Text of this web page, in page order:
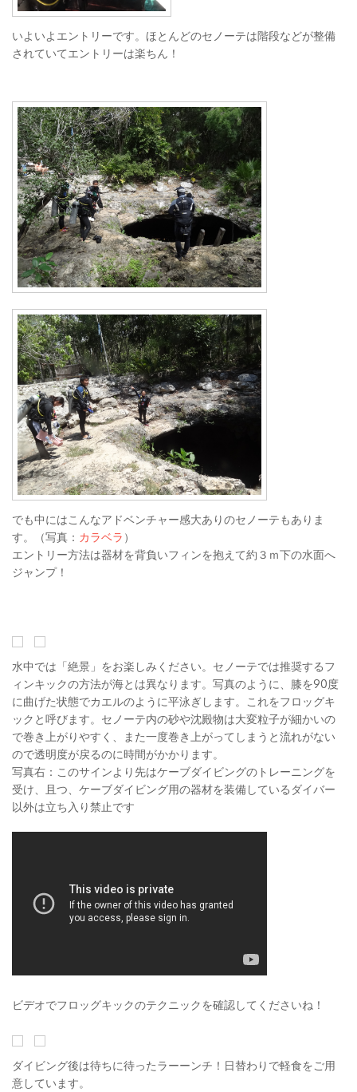
いよいよエントリーです。ほとんどのセノーテは階段などが整備
されていてエントリーは楽ちん！
でも中にはこんなアドベンチャー感大ありのセノーテもありま
す。（写真： カラベラ ）
エントリー方法は器材を背負いフィンを抱えて約３ｍ下の水面へ
ジャンプ！
水中では「絶景」をお楽しみください。セノーテでは推奨するフ
ィンキックの方法が海とは異なります。写真のように、膝を90度
に曲げた状態でカエルのように平泳ぎします。これをフロッグキ
ックと呼びます。セノーテ内の砂や沈殿物は大変粒子が細かいの
で巻き上がりやすく、また一度巻き上がってしまうと流れがない
ので透明度が戻るのに時間がかかります。
写真右：このサインより先はケーブダイビングのトレーニングを
受け、且つ、ケーブダイビング用の器材を装備しているダイバー
以外は立ち入り禁止です
ビデオでフロッグキックのテクニックを確認してくださいね！
ダイビング後は待ちに待ったラーーンチ！日替わりで軽食をご用
意しています。